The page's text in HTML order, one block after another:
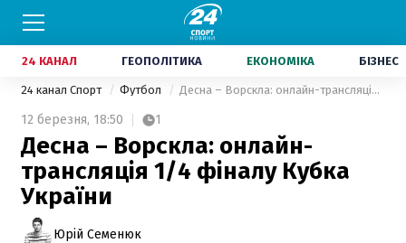
24 КАНАЛ ГЕОПОЛІТИКА ЕКОНОМІКА БІЗНЕС
24 канал Спорт Футбол Десна – Ворскла: онлайн-трансляція 1/4 фіналу Кубка України
12 березня, 18:50 1
Десна – Ворскла: онлайн-
трансляція 1/4 фіналу Кубка
України
Юрій Семенюк